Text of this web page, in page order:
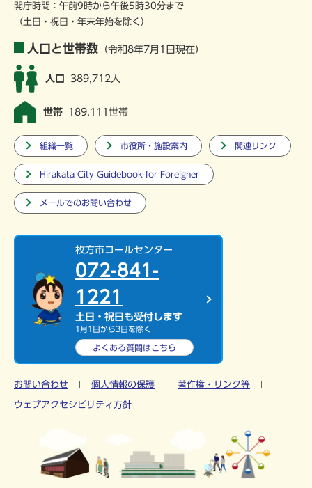
開庁時間：午前9時から午後5時30分まで
（土日・祝日・年末年始を除く）
人口と世帯数 （令和8年7月1日現在）
人口 389,712人
世帯 189,111世帯
組織一覧 市役所・施設案内 関連リンク
Hirakata City Guidebook for Foreigner
メールでのお問い合わせ
枚方市コールセンター
072-841-
1221
土日・祝日も受付します
1月1日から3日を除く
よくある質問はこちら
お問い合わせ 個人情報の保護 著作権・リンク等
ウェブアクセシビリティ方針